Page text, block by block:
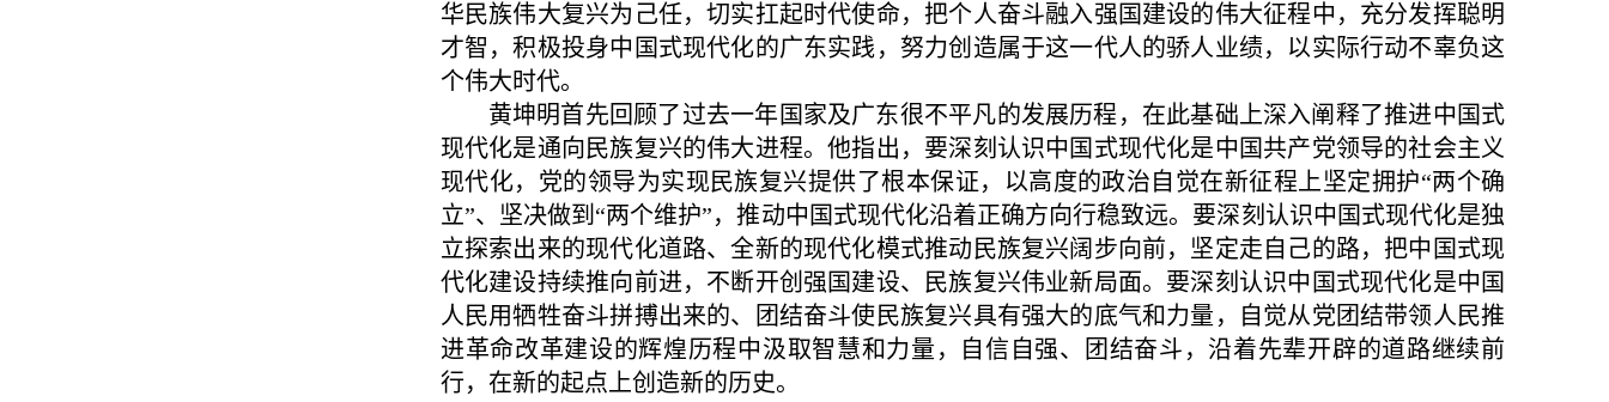
华民族伟大复兴为己任，切实扛起时代使命，把个人奋斗融入强国建设的伟大征程中，充分发挥聪明
才智，积极投身中国式现代化的广东实践，努力创造属于这一代人的骄人业绩，以实际行动不辜负这
个伟大时代。
黄坤明首先回顾了过去一年国家及广东很不平凡的发展历程，在此基础上深入阐释了推进中国式
现代化是通向民族复兴的伟大进程。他指出，要深刻认识中国式现代化是中国共产党领导的社会主义
现代化，党的领导为实现民族复兴提供了根本保证，以高度的政治自觉在新征程上坚定拥护“两个确
立”、坚决做到“两个维护”，推动中国式现代化沿着正确方向行稳致远。要深刻认识中国式现代化是独
立探索出来的现代化道路、全新的现代化模式推动民族复兴阔步向前，坚定走自己的路，把中国式现
代化建设持续推向前进，不断开创强国建设、民族复兴伟业新局面。要深刻认识中国式现代化是中国
人民用牺牲奋斗拼搏出来的、团结奋斗使民族复兴具有强大的底气和力量，自觉从党团结带领人民推
进革命改革建设的辉煌历程中汲取智慧和力量，自信自强、团结奋斗，沿着先辈开辟的道路继续前
行，在新的起点上创造新的历史。